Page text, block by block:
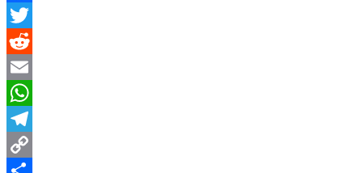
Facebook
Twitter
Reddit
Email
WhatsApp
Telegram